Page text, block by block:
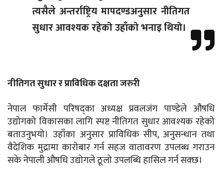
त्यसैले अन्तर्राष्ट्रिय मापदण्डअनुसार नीतिगत
सुधार आवश्यक रहेको उहाँको भनाइ थियो।
नीतिगत सुधार र प्राविधिक दक्षता जरुरी
नेपाल फार्मेसी परिषद्का अध्यक्ष प्रवलजंग पाण्डेले औषधि
उद्योगको विकासका लागि स्पष्ट नीतिगत सुधार आवश्यक रहेको
बताउनुभयो। उहाँका अनुसार प्राविधिक सीप, अनुसन्धान तथा
वैदेशिक मुद्रामा कारोबार गर्न सहज वातावरण उपलब्ध गराउन
सके नेपाली औषधि उद्योगले ठूलो उपलब्धि हासिल गर्न सक्छ।